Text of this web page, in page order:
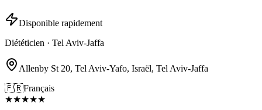
Disponible rapidement
Diététicien · Tel Aviv-Jaffa
Allenby St 20, Tel Aviv-Yafo, Israël, Tel Aviv-Jaffa
🇫🇷Français
★★★★★